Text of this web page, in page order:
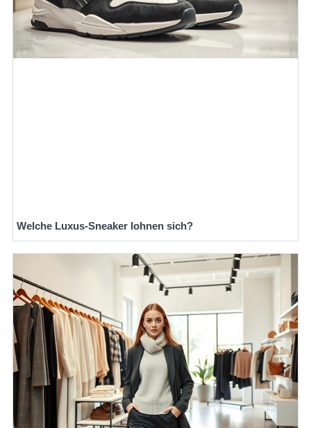
Welche Luxus-Sneaker lohnen sich?